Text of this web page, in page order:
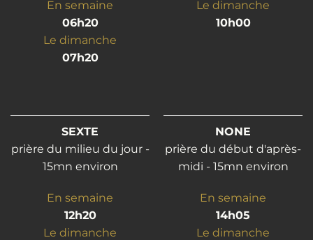
En semaine
06h20
Le dimanche
07h20
Le dimanche
10h00
SEXTE
prière du milieu du jour -
15mn environ
En semaine
12h20
Le dimanche
NONE
prière du début d'après-
midi - 15mn environ
En semaine
14h05
Le dimanche